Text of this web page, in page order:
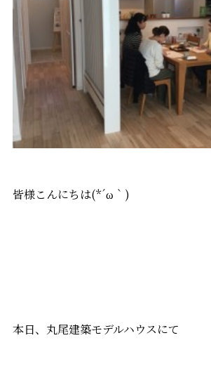
皆様こんにちは(*´ω｀)
本日、丸尾建築モデルハウスにて